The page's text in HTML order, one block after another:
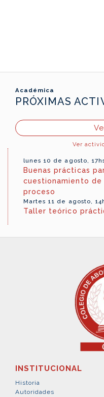
Académica
PRÓXIMAS
Ver
lunes 10 de agosto,
Buenas prácticas
cuestionamiento
proceso
Martes 11 de agosto,
Taller teórico
INSTITUCIONAL
Historia
Autoridades